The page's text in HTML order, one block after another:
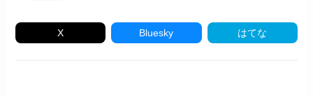
X Bluesky はてな